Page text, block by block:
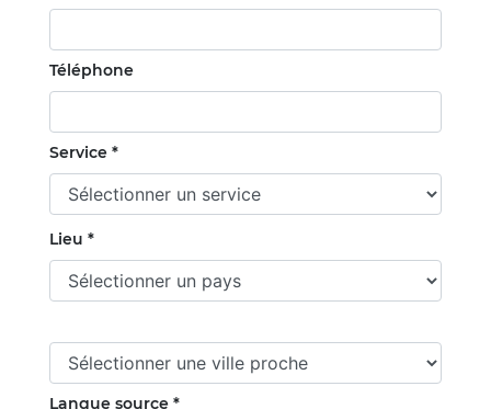
Téléphone
Service *
Lieu *
Langue source *